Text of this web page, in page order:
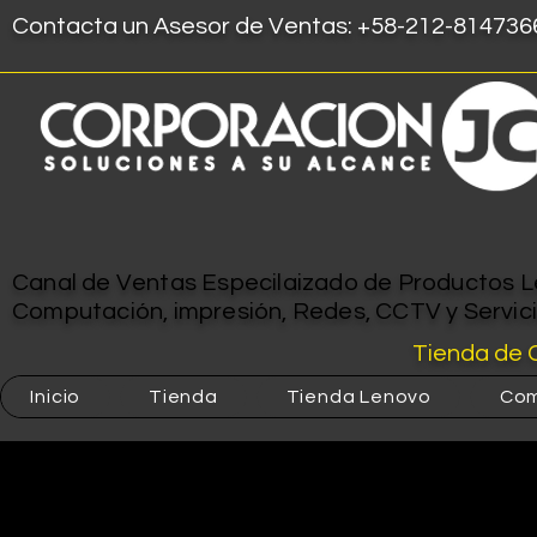
Contacta un Asesor de Ventas: +58-212-
Canal de Ventas Especilaizado de Productos
Computación, impresión, Redes, CCTV y
Tienda de
Inicio Tienda Tienda Lenovo